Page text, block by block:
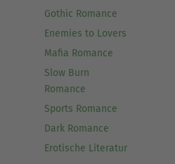
Gothic Romance
Enemies to Lovers
Mafia Romance
Slow Burn
Romance
Sports Romance
Dark Romance
Erotische Literatur